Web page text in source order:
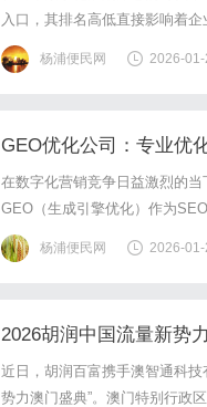
入口，其排名高低直接影响着
擎中可见性的核心技术，已成
何凭借专业服务打造高效优化
杨浦便民网 2026-01-
GEO优化公司：专业优
在数字化营销竞争日益激烈的
GEO（生成引擎优化）作为
分析用户搜索意图、优化内容
于希望突破传统SEO局限、实
杨浦便民网 2026-01-
2026胡润中国流量新势
近日，胡润百富携手澳智通科
势力澳门盛典”。澳门特别行政